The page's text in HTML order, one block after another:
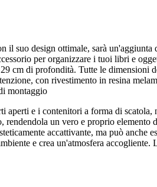
suo design ottimale, sarà
per organizzare i tuoi libri e
cm di profondità. Tutte le dimensioni
con rivestimento in resina
montaggio
e i contenitori a forma di
un vero e proprio elemento
accattivante, ma può anche
e crea un'atmosfera